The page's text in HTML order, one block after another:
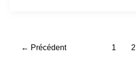
← Précédent 1 2